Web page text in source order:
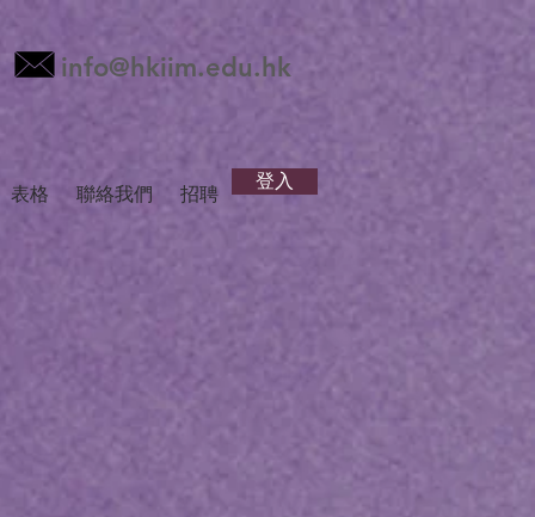
info@hkiim.edu.hk
表格 聯絡我們 招聘
登入